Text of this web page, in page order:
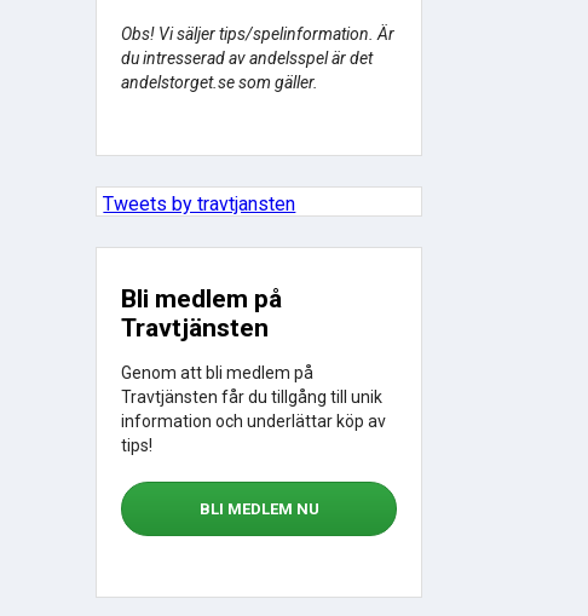
Obs! Vi säljer tips/spelinformation. Är
du intresserad av andelsspel är det
andelstorget.se som gäller.
Tweets by travtjansten
Bli medlem på
Travtjänsten
Genom att bli medlem på
Travtjänsten får du tillgång till unik
information och underlättar köp av
tips!
BLI MEDLEM NU